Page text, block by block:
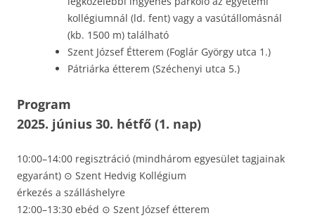
kollégiumnál (ld. fent) vagy a vasútállomásnál
(kb. 1500 m) található
Szent József Étterem (Foglár György utca 1.)
Pátriárka étterem (Széchenyi utca 5.)
Program
2025. június 30. hétfő (1. nap)
10:00–14:00 regisztráció (mindhárom egyesület tagjainak
egyaránt) ⊙ Szent Hedvig Kollégium
érkezés a szálláshelyre
12:00–13:30 ebéd ⊙ Szent József étterem